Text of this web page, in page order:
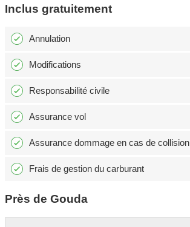
Inclus gratuitement
Annulation
Modifications
Responsabilité civile
Assurance vol
Assurance dommage en cas de collision
Frais de gestion du carburant
Près de Gouda